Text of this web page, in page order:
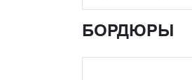
БОРДЮРЫ